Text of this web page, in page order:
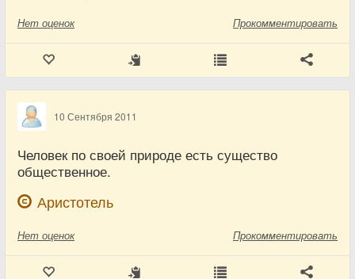
Нет оценок Прокомментировать
10 Сентября 2011
Человек по своей природе есть существо
общественное.
Аристотель
Нет оценок Прокомментировать